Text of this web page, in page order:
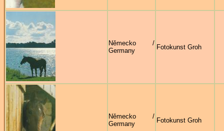
Německo /
Germany
Fotokunst Groh
Německo /
Germany
Fotokunst Groh